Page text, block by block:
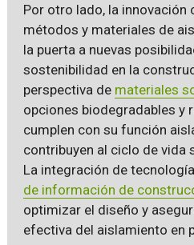
Por otro lado, la innovación
métodos y materiales de
la puerta a nuevas
sostenibilidad en la
perspectiva de materiales
opciones biodegradables y
cumplen con su función
contribuyen al ciclo de vida
La integración de
de información de
optimizar el diseño y
efectiva del aislamiento en